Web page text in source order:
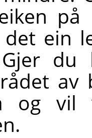
ein
du
av
og vil